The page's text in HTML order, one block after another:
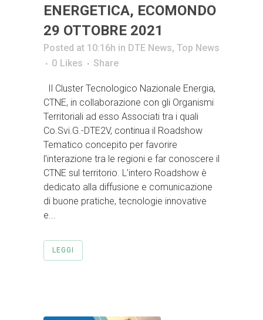
ENERGETICA, ECOMONDO
29 OTTOBRE 2021
Posted at 10:16h in DTE News, Top News
0 Likes Share
Il Cluster Tecnologico Nazionale Energia,
CTNE, in collaborazione con gli Organismi
Territoriali ad esso Associati tra i quali
Co.Svi.G.-DTE2V, continua il Roadshow
Tematico concepito per favorire
l’interazione tra le regioni e far conoscere il
CTNE sul territorio. L’intero Roadshow è
dedicato alla diffusione e comunicazione
di buone pratiche, tecnologie innovative
e...
LEGGI